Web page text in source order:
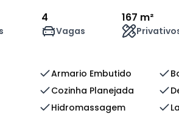
4
Vagas
167 m²
Armario Embutido
Cozinha Planejada
Hidromassagem